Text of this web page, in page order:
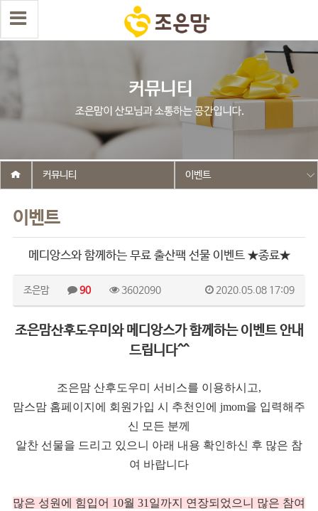
이벤트
커뮤니티 이벤트
메디앙스와 함께하는 무료 출산팩 선물 이벤트 ★종료★
조은맘 90 3602090 2020.05.08 17:09
조은맘산후도우미와 메디앙스가 함께하는 이벤트 안내
드립니다^^
조은맘 산후도우미 서비스를 이용하시고,
맘스맘 홈페이지에 회원가입 시 추천인에 jmom을 입력해주
신 모든 분께
알찬 선물을 드리고 있으니 아래 내용 확인하신 후 많은 참
여 바랍니다
많은 성원에 힘입어 10월 31일까지 연장되었으니 많은 참여